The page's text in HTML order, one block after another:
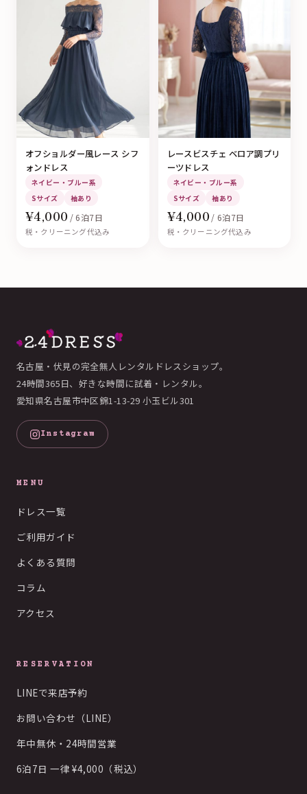
オフショルダー風レース シフ
ォンドレス
ネイビー・ブルー系
Sサイズ
袖あり
¥4,000 / 6泊7日
税・クリーニング代込み
レースビスチェ ベロア調プリ
ーツドレス
ネイビー・ブルー系
Sサイズ
袖あり
¥4,000 / 6泊7日
税・クリーニング代込み
名古屋・伏見の完全無人レンタルドレスショップ。
24時間365日、好きな時間に試着・レンタル。
愛知県名古屋市中区錦1-13-29 小玉ビル301
Instagram
MENU
ドレス一覧
ご利用ガイド
よくある質問
コラム
アクセス
RESERVATION
LINEで来店予約
お問い合わせ（LINE）
年中無休・24時間営業
6泊7日 一律 ¥4,000（税込）